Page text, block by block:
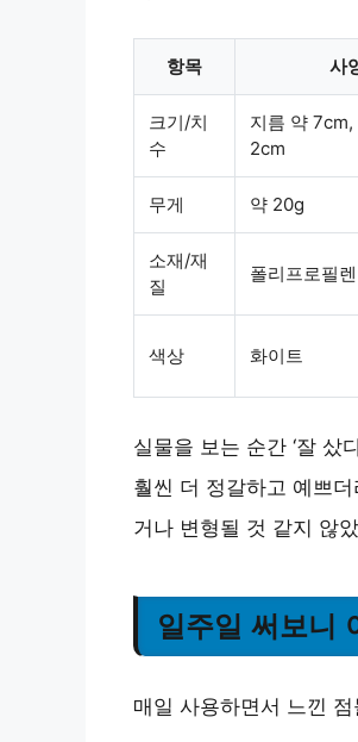
항목 사
크기/치
수
지름 약 7cm,
2cm
무게 약 20g
소재/재
질
폴리프로필
색상 화이트
실물을 보는 순간 ‘잘 샀
훨씬 더 정갈하고 예쁘
거나 변형될 것 같지 않
일주일 써보니
매일 사용하면서 느낀